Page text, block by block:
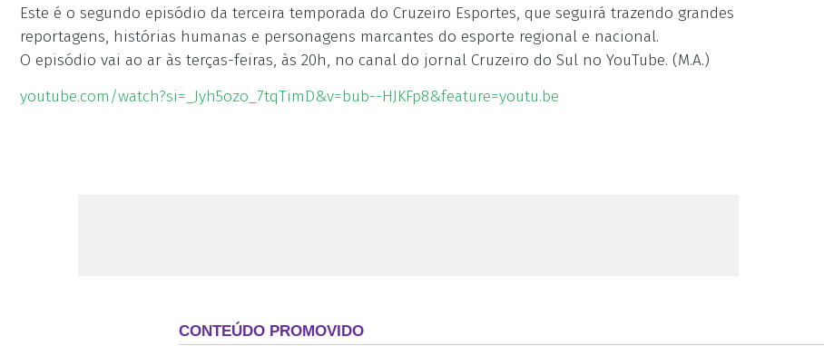
Este é o segundo episódio da terceira temporada do Cruzeiro Esportes, que seguirá trazendo grandes
reportagens, histórias humanas e personagens marcantes do esporte regional e nacional.
O episódio vai ao ar às terças-feiras, às 20h, no canal do jornal Cruzeiro do Sul no YouTube. (M.A.)
youtube.com/watch?si=_Jyh5ozo_7tqTimD&v=bub--HJKFp8&feature=youtu.be